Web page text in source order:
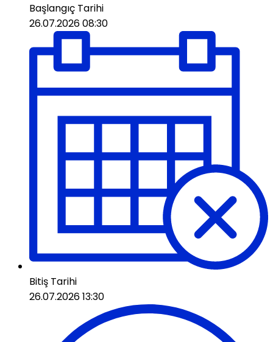
Başlangıç ​​Tarihi
26.07.2026 08:30
Bitiş Tarihi
26.07.2026 13:30